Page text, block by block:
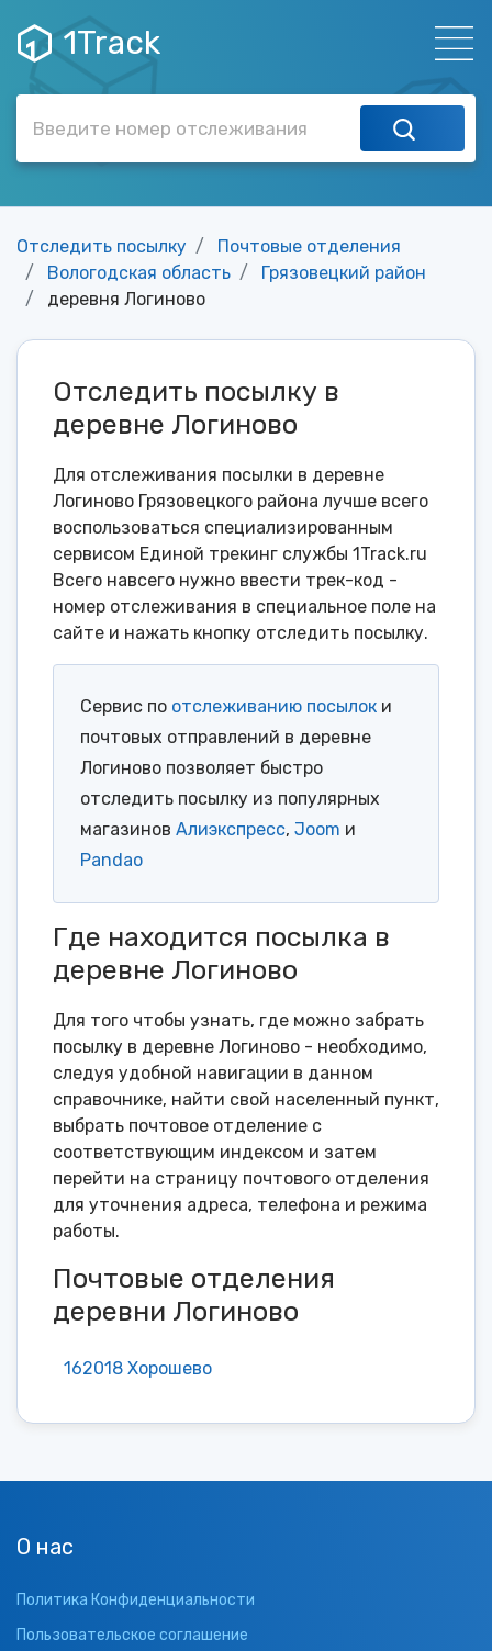
1Track
Отследить посылку
Почтовые отделения
Вологодская область
Грязовецкий район
деревня Логиново
Отследить посылку в
деревне Логиново
Для отслеживания посылки в деревне
Логиново Грязовецкого района лучше всего
воспользоваться специализированным
сервисом Единой трекинг службы 1Track.ru
Всего навсего нужно ввести трек-код -
номер отслеживания в специальное поле на
сайте и нажать кнопку отследить посылку.
Сервис по отслеживанию посылок и
почтовых отправлений в деревне
Логиново позволяет быстро
отследить посылку из популярных
магазинов Алиэкспресс, Joom и
Pandao
Где находится посылка в
деревне Логиново
Для того чтобы узнать, где можно забрать
посылку в деревне Логиново - необходимо,
следуя удобной навигации в данном
справочнике, найти свой населенный пункт,
выбрать почтовое отделение с
соответствующим индексом и затем
перейти на страницу почтового отделения
для уточнения адреса, телефона и режима
работы.
Почтовые отделения
деревни Логиново
162018 Хорошево
О нас
Политика Конфиденциальности
Пользовательское соглашение